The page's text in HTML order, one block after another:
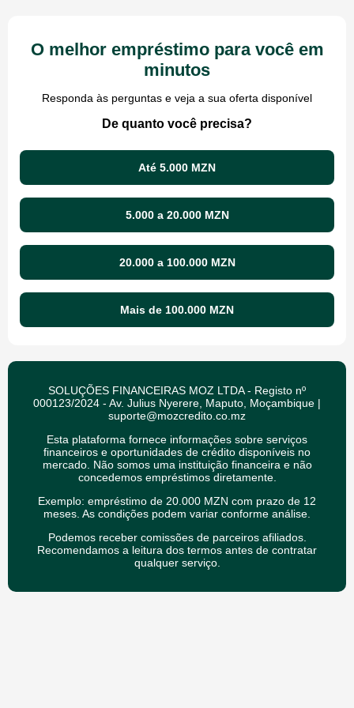
O melhor empréstimo para você em
minutos
Responda às perguntas e veja a sua oferta disponível
De quanto você precisa?
Até 5.000 MZN
5.000 a 20.000 MZN
20.000 a 100.000 MZN
Mais de 100.000 MZN
SOLUÇÕES FINANCEIRAS MOZ LTDA - Registo nº
000123/2024 - Av. Julius Nyerere, Maputo, Moçambique |
suporte@mozcredito.co.mz
Esta plataforma fornece informações sobre serviços
financeiros e oportunidades de crédito disponíveis no
mercado. Não somos uma instituição financeira e não
concedemos empréstimos diretamente.
Exemplo: empréstimo de 20.000 MZN com prazo de 12
meses. As condições podem variar conforme análise.
Podemos receber comissões de parceiros afiliados.
Recomendamos a leitura dos termos antes de contratar
qualquer serviço.